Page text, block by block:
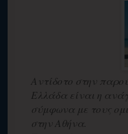
Αντίδοτο στην
Ελλάδα είναι η
σύμφωνα με τους
στην Αθήνα.